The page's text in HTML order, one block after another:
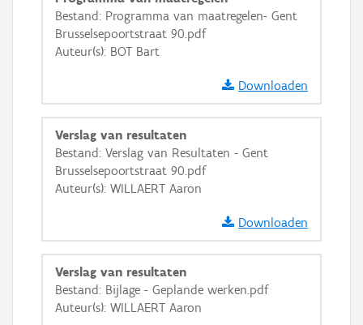
+ −
Basis Lagen
OSM-Basiskaart
GRB-Basiskaart
GRB-Basiskaart in grijswaarden
Bestand: Programma van maatregelen- Gent
Brusselsepoortstraat 90.pdf
Auteur(s): BOT Bart
Downloaden
Verslag van resultaten
Bestand: Verslag van Resultaten - Gent
Brusselsepoortstraat 90.pdf
Auteur(s): WILLAERT Aaron
Downloaden
Verslag van resultaten
Bestand: Bijlage - Geplande werken.pdf
Auteur(s): WILLAERT Aaron